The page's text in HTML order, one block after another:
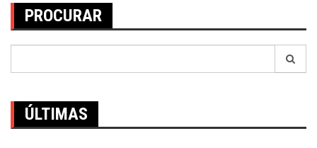
PROCURAR
ÚLTIMAS